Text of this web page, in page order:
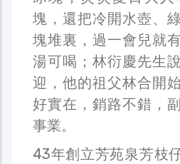
塊，還把冷開水壺、
塊堆裏，過一會兒就
湯可喝；林衍慶先生
迎，他的祖父林合開
好實在，銷路不錯，
事業。
43年創立芳苑泉芳枝